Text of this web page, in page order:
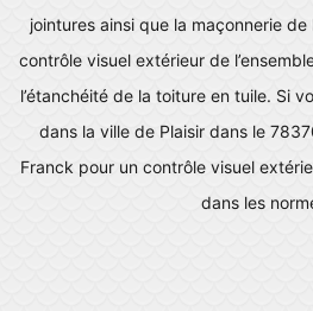
jointures ainsi que la maçonnerie de
contrôle visuel extérieur de
l’étanchéité de la toiture en tuile. Si
dans la ville de Plaisir dans le
Franck pour un contrôle visuel
dans les